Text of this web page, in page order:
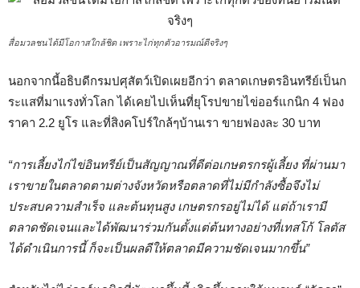
สื่อมวลชนได้มีโอกาสใกล้ชิด เพราะไก่ทุกตัวอารมณ์ดีจริงๆ
นอกจากนี้อธิบดีกรมปศุสัตว์เปิดเผยอีกว่า ตลาดเกษตรอินทรีย์เป็นก
ระแสที่มาแรงทั่วโลก ได้เคยไปเห็นที่ยุโรปขายไข่ออร์แกนิก 4 ฟอง
ราคา 2.2 ยูโร และที่สิงคโปร์ใกล้ๆบ้านเรา ขายฟองละ 30 บาท
“การเลี้ยงไก่ไข่อินทรีย์เป็นสัญญาณที่ดีต่อเกษตรกรผู้เลี้ยง ที่ผ่านมา
เราขายในตลาดตามต่างจังหวัดหรือตลาดที่ไม่มีกำลังซื้อจึงไม่
ประสบความสำเร็จ และต้นทุนสูง เกษตรกรอยู่ไม่ได้ แต่ถ้าเรามี
ตลาดชัดเจนและได้พัฒนาร่วมกันตั้งแต่ต้นทางอย่างที่เทสโก้ โลตัส
ได้ดำเนินการนี้ ก็จะเป็นผลดีให้ตลาดมีความชัดเจนมากขึ้น”